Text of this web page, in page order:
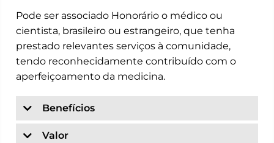
Pode ser associado Honorário o médico ou
cientista, brasileiro ou estrangeiro, que tenha
prestado relevantes serviços à comunidade,
tendo reconhecidamente contribuído com o
aperfeiçoamento da medicina.
Benefícios
Valor